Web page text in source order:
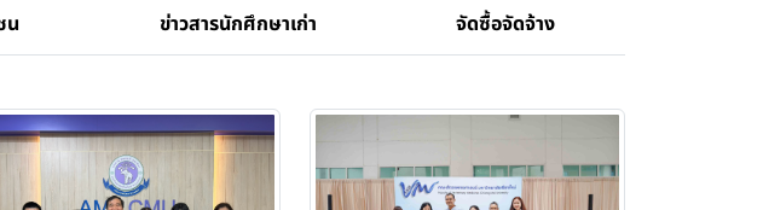
น ข่าวสารนักศึกษาเก่า จัดซื้อจัดจ้าง